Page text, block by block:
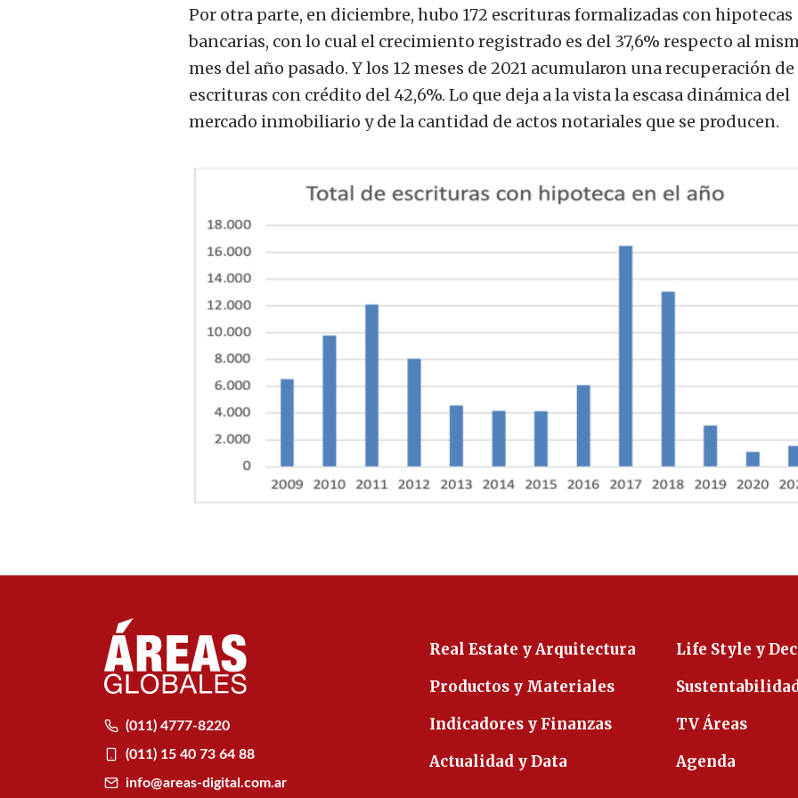
Por otra parte, en diciembre, hubo 172 escrituras formalizadas con hipotecas
bancarias, con lo cual el crecimiento registrado es del 37,6% respecto al
mes del año pasado. Y los 12 meses de 2021 acumularon una recuperación de
escrituras con crédito del 42,6%. Lo que deja a la vista la escasa dinámica del
mercado inmobiliario y de la cantidad de actos notariales que se producen.
(011) 4777-8220
(011) 15 40 73 64 88
info@areas-digital.com.ar
Real Estate y Arquitectura
Productos y Materiales
Indicadores y Finanzas
Actualidad y Data
Life Style y
TV Áreas
Agenda